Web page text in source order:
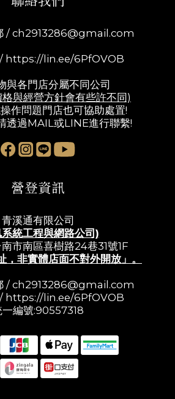
/ch2913286@gmail.com
https://lin.ee/6PfOVOB
與各門店分屬不同公司
與經營方針會有些許不同)
作問題門店也可協助處置!
透過MAIL或LINE進行聯繫!
營登資訊
青溪通有限公司
統工程與網路公司)
市南區喜樹路24巷31號1F
，非實體店面不對外開放」。
/ch2913286@gmail.com
https://lin.ee/6PfOVOB
一編號:90557318